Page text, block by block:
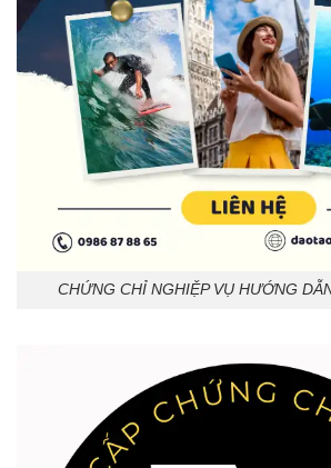
CHỨNG CHỈ NGHIỆP VỤ HƯỚNG